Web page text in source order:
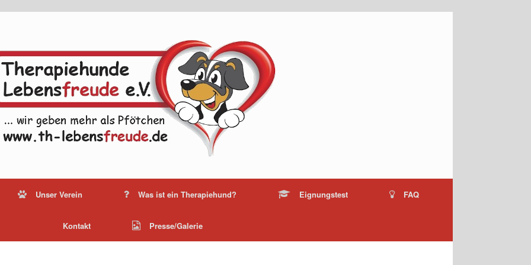
Unser Verein Was ist ein Therapiehund? Eignungstest FAQ
Kontakt Presse/Galerie